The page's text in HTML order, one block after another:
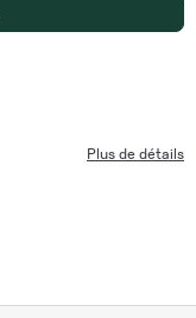
Plus de détails